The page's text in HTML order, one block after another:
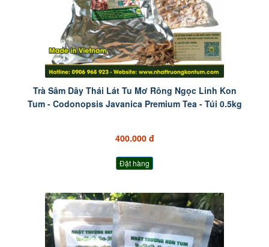
Trà Sâm Dây Thái Lát Tu Mơ Rông Ngọc Linh Kon
Tum - Codonopsis Javanica Premium Tea - Túi 0.5kg
400.000 đ
Đặt hàng